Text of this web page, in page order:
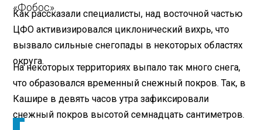
«Фобос».
Как рассказали специалисты, над восточной частью
ЦФО активизировался циклонический вихрь, что
вызвало сильные снегопады в некоторых областях
округа.
На некоторых территориях выпало так много снега,
что образовался временный снежный покров. Так, в
Кашире в девять часов утра зафиксировали
снежный покров высотой семнадцать сантиметров.